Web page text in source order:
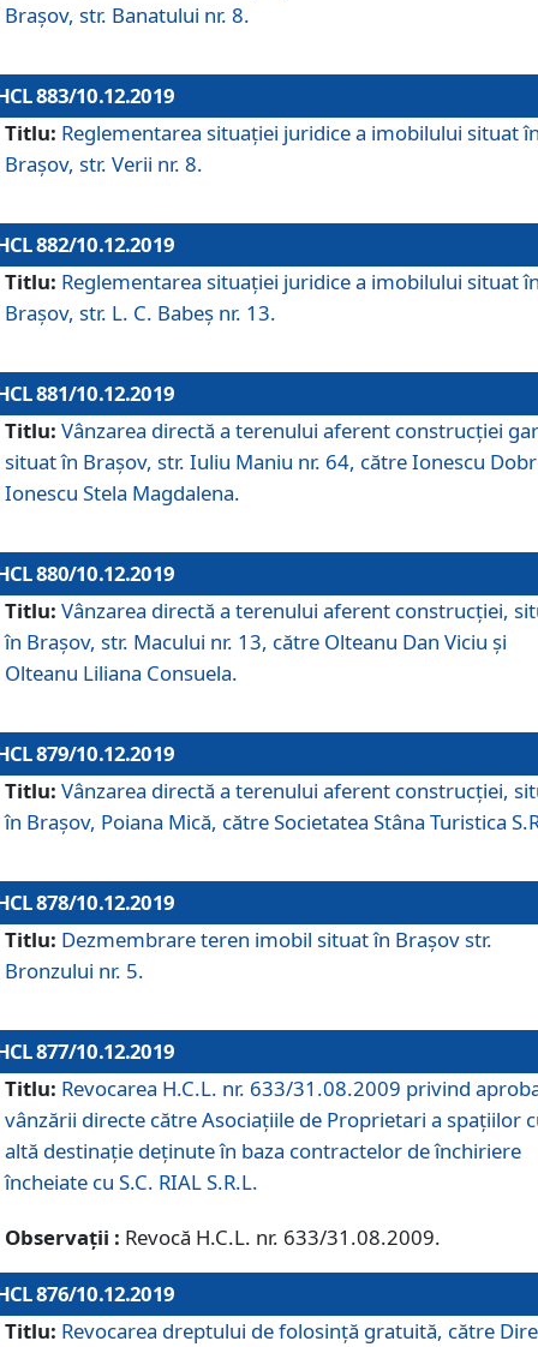
Brașov, str. Banatului nr. 8.
883/10.12.2019
Titlu: Reglementarea situației juridice a imobilului situat
Brașov, str. Verii nr. 8.
882/10.12.2019
Titlu: Reglementarea situației juridice a imobilului situat
Brașov, str. L. C. Babeș nr. 13.
881/10.12.2019
Titlu: Vânzarea directă a terenului aferent construcției
situat în Brașov, str. Iuliu Maniu nr. 64, către Ionescu
Ionescu Stela Magdalena.
880/10.12.2019
Titlu: Vânzarea directă a terenului aferent construcției,
în Brașov, str. Macului nr. 13, către Olteanu Dan Viciu și
Olteanu Liliana Consuela.
879/10.12.2019
Titlu: Vânzarea directă a terenului aferent construcției,
în Brașov, Poiana Mică, către Societatea Stâna Turistica
878/10.12.2019
Titlu: Dezmembrare teren imobil situat în Brașov str.
Bronzului nr. 5.
877/10.12.2019
Titlu: Revocarea H.C.L. nr. 633/31.08.2009 privind
vânzării directe către Asociațiile de Proprietari a spațiilor
altă destinație deținute în baza contractelor de închiriere
încheiate cu S.C. RIAL S.R.L.
Observații : Revocă H.C.L. nr. 633/31.08.2009.
876/10.12.2019
Titlu: Revocarea dreptului de folosinţă gratuită, către